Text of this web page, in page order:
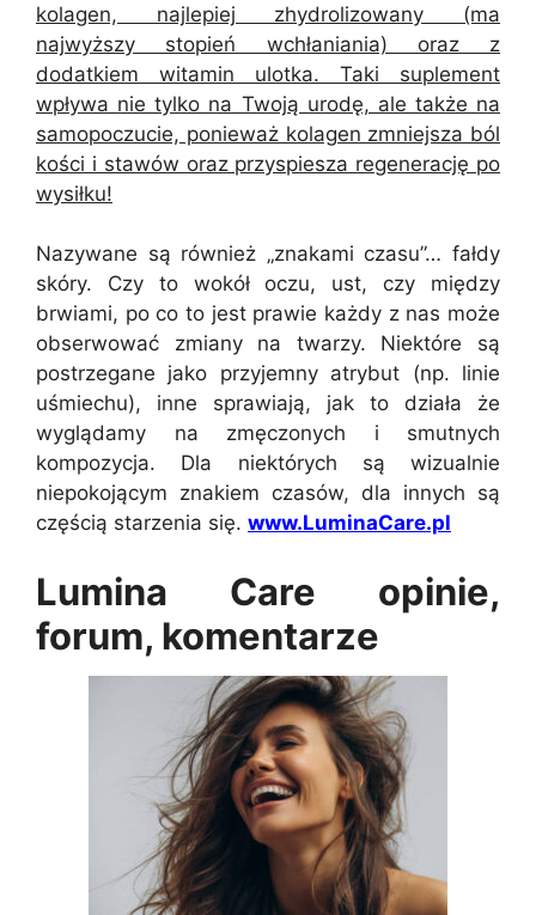
kolagen, najlepiej zhydrolizowany (ma
najwyższy stopień wchłaniania) oraz z
dodatkiem witamin ulotka. Taki suplement
wpływa nie tylko na Twoją urodę, ale także na
samopoczucie, ponieważ kolagen zmniejsza ból
kości i stawów oraz przyspiesza regenerację po
wysiłku!
Nazywane są również „znakami czasu”… fałdy
skóry. Czy to wokół oczu, ust, czy między
brwiami, po co to jest prawie każdy z nas może
obserwować zmiany na twarzy. Niektóre są
postrzegane jako przyjemny atrybut (np. linie
uśmiechu), inne sprawiają, jak to działa że
wyglądamy na zmęczonych i smutnych
kompozycja. Dla niektórych są wizualnie
niepokojącym znakiem czasów, dla innych są
częścią starzenia się. www.LuminaCare.pl
Lumina Care opinie,
forum, komentarze